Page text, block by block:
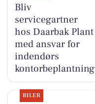
Bliv
servicegartner
hos Daarbak Plant
med ansvar for
indendørs
kontorbeplantning
BILER